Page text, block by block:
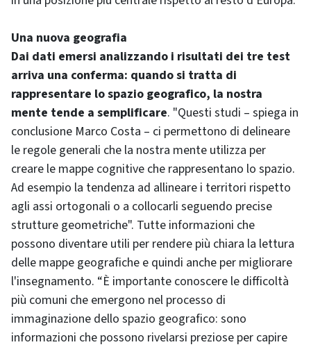
Una nuova geografia
Dai dati emersi analizzando i risultati dei tre test
arriva una conferma: quando si tratta di
rappresentare lo spazio geografico, la nostra
mente tende a semplificare. "Questi studi – spiega in
conclusione Marco Costa – ci permettono di delineare
le regole generali che la nostra mente utilizza per
creare le mappe cognitive che rappresentano lo spazio.
Ad esempio la tendenza ad allineare i territori rispetto
agli assi ortogonali o a collocarli seguendo precise
strutture geometriche". Tutte informazioni che
possono diventare utili per rendere più chiara la lettura
delle mappe geografiche e quindi anche per migliorare
l'insegnamento. “È importante conoscere le difficoltà
più comuni che emergono nel processo di
immaginazione dello spazio geografico: sono
informazioni che possono rivelarsi preziose per capire